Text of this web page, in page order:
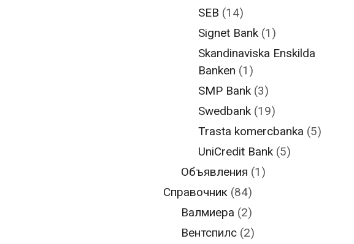
SEB (14)
Signet Bank (1)
Skandinaviska Enskilda
Banken (1)
SMP Bank (3)
Swedbank (19)
Trasta komercbanka (5)
UniCredit Bank (5)
Объявления (1)
Справочник (84)
Валмиера (2)
Вентспилс(2)